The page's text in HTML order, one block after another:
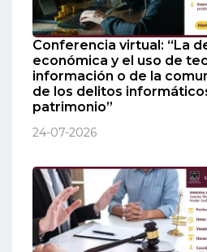
Conferencia virtual: “La
económica y el uso de
información o de la
de los delitos
patrimonio”
24-07-2026